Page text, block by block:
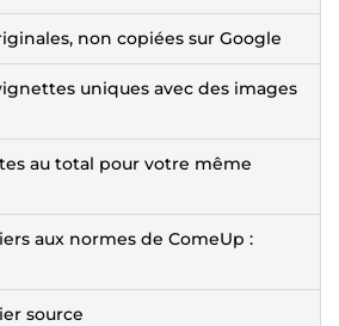
non copiées sur Google
uniques avec des images
au total pour votre même
aux normes de ComeUp :
source